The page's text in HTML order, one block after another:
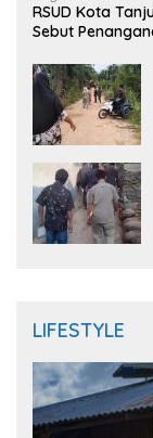
RSUD Kota
Sebut
LIFESTYLE